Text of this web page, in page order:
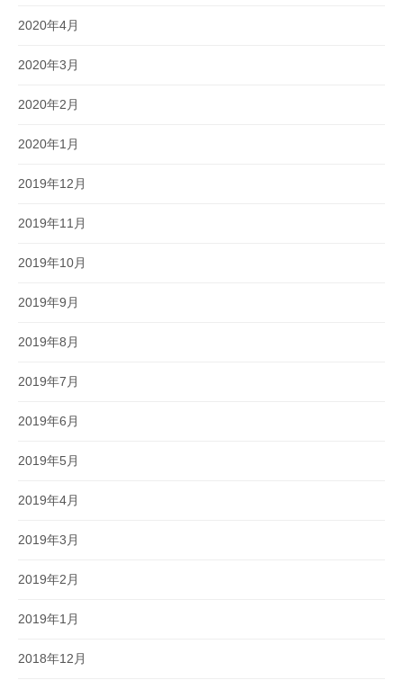
2020年4月
2020年3月
2020年2月
2020年1月
2019年12月
2019年11月
2019年10月
2019年9月
2019年8月
2019年7月
2019年6月
2019年5月
2019年4月
2019年3月
2019年2月
2019年1月
2018年12月